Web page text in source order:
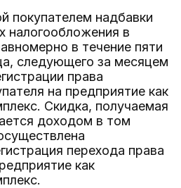
покупателем надбавки
налогообложения в
в течение пяти
следующего за месяцем
права
на предприятие как
Скидка, получаемая
доходом в том
перехода права
как